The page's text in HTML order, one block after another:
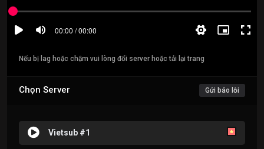
Nếu bị lag hoặc chậm vui lòng đổi server hoặc tải lại trang
Chọn Server Gửi báo lỗi
Vietsub #1